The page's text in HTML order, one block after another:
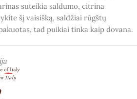
suteikia saldumo, citrina
šį vaisišką, saldžiai rūgštų
tad puikiai tinka kaip dovana.